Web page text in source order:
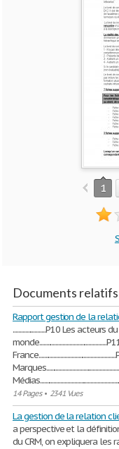
1
Documents relatifs
Rapport gestion de la
........................P10 Les
14 Pages• 2341 Vues
La gestion de la relation
a perspective et la
du CRM, on expliquera les